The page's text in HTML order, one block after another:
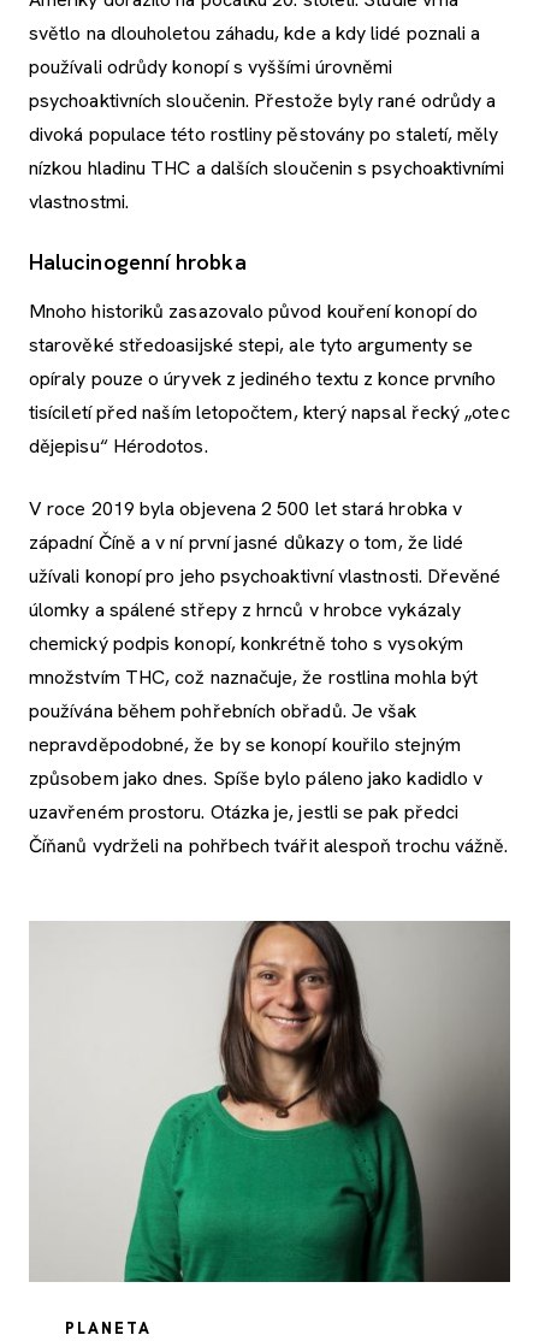
světlo na dlouholetou záhadu, kde a kdy lidé poznali a
používali odrůdy konopí s vyššími úrovněmi
psychoaktivních sloučenin. Přestože byly rané odrůdy a
divoká populace této rostliny pěstovány po staletí, měly
nízkou hladinu THC a dalších sloučenin s psychoaktivními
vlastnostmi.
Halucinogenní hrobka
Mnoho historiků zasazovalo původ kouření konopí do
starověké středoasijské stepi, ale tyto argumenty se
opíraly pouze o úryvek z jediného textu z konce prvního
tisíciletí před naším letopočtem, který napsal řecký „otec
dějepisu“ Hérodotos.
V roce 2019 byla objevena 2 500 let stará hrobka v
západní Číně a v ní první jasné důkazy o tom, že lidé
užívali konopí pro jeho psychoaktivní vlastnosti. Dřevěné
úlomky a spálené střepy z hrnců v hrobce vykázaly
chemický podpis konopí, konkrétně toho s vysokým
množstvím THC, což naznačuje, že rostlina mohla být
používána během pohřebních obřadů. Je však
nepravděpodobné, že by se konopí kouřilo stejným
způsobem jako dnes. Spíše bylo páleno jako kadidlo v
uzavřeném prostoru. Otázka je, jestli se pak předci
Číňanů vydrželi na pohřbech tvářit alespoň trochu vážně.
PLANETA